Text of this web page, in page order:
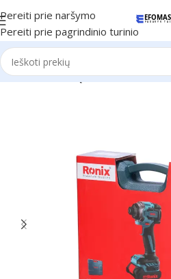
Pereiti prie naršymo
Pereiti prie pagrindinio turinio
Pradžia Ronix Įrankiai